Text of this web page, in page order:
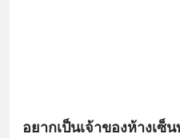
อยากเป็นเจ้าของห้างเซ็